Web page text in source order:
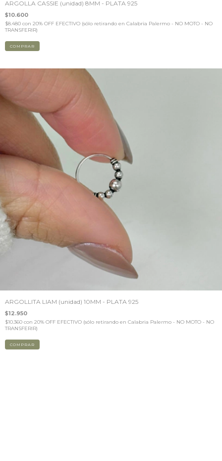
ARGOLLA CASSIE (unidad) 8MM - PLATA 925
$10.600
$8.480 con 20% OFF EFECTIVO (sólo retirando en Calabria Palermo - NO MOTO - NO
TRANSFERIR)
COMPRAR
ARGOLLITA LIAM (unidad) 10MM - PLATA 925
$12.950
$10.360 con 20% OFF EFECTIVO (sólo retirando en Calabria Palermo - NO MOTO - NO
TRANSFERIR)
COMPRAR